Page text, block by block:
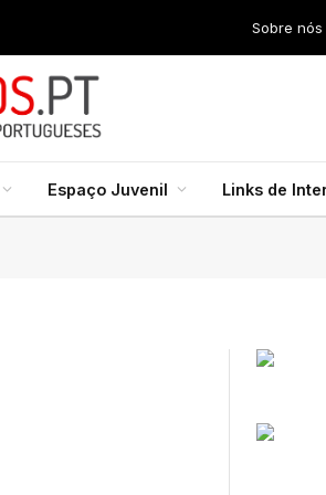
Sobre nós
Espaço Juvenil Links de